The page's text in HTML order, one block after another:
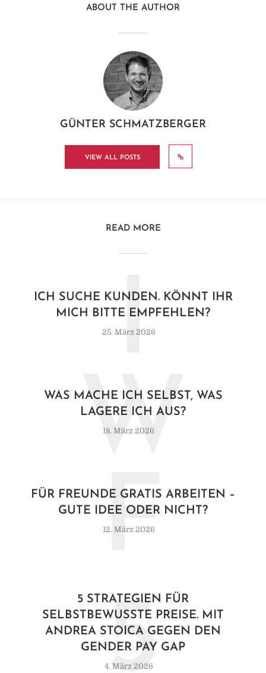
ABOUT THE AUTHOR
GÜNTER SCHMATZBERGER
VIEW ALL POSTS
READ MORE
ICH SUCHE KUNDEN. KÖNNT IHR
MICH BITTE EMPFEHLEN?
25. März 2026
I
WAS MACHE ICH SELBST, WAS
LAGERE ICH AUS?
18. März 2026
W
FÜR FREUNDE GRATIS ARBEITEN –
GUTE IDEE ODER NICHT?
12. März 2026
F
5 STRATEGIEN FÜR
SELBSTBEWUSSTE PREISE. MIT
ANDREA STOICA GEGEN DEN
GENDER PAY GAP
4. März 2026
5